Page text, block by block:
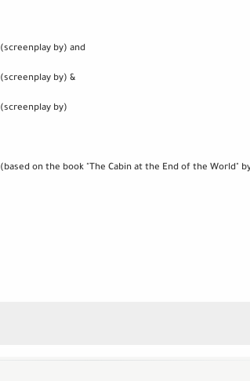
(screenplay by) and
(screenplay by) &
(screenplay by)
(based on the book "The Cabin at the End of the World"